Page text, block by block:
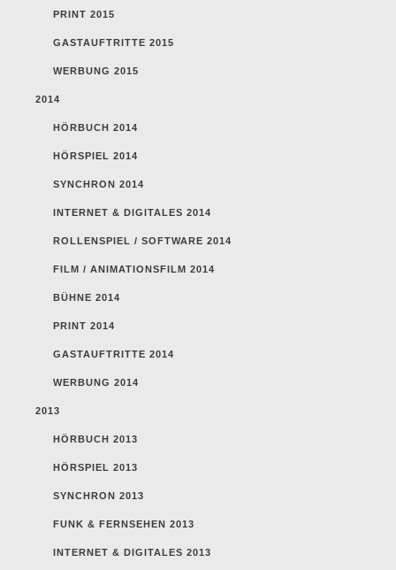
PRINT 2015
GASTAUFTRITTE 2015
WERBUNG 2015
2014
HÖRBUCH 2014
HÖRSPIEL 2014
SYNCHRON 2014
INTERNET & DIGITALES 2014
ROLLENSPIEL / SOFTWARE 2014
FILM / ANIMATIONSFILM 2014
BÜHNE 2014
PRINT 2014
GASTAUFTRITTE 2014
WERBUNG 2014
2013
HÖRBUCH 2013
HÖRSPIEL 2013
SYNCHRON 2013
FUNK & FERNSEHEN 2013
INTERNET & DIGITALES 2013